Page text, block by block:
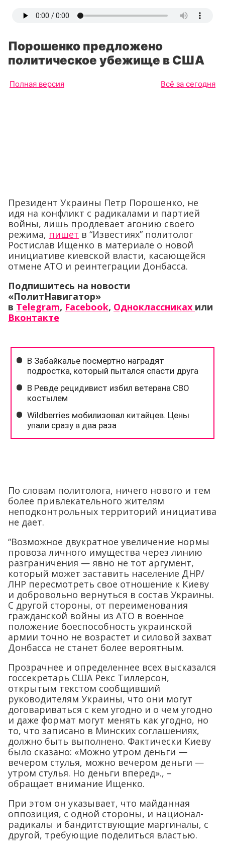
Порошенко предложено
политическое убежище в США
Полная версия Всё за сегодня
Президент Украины Петр Порошенко, не
идя на конфликт с радикалами и партией
войны, лишь продлевает агонию своего
режима, пишет в “Известиях” политолог
Ростислав Ищенко в материале о новой
инициативе киевской власти, касающейся
отмене АТО и реинтеграции Донбасса.
Подпишитесь на новости
«ПолитНавигатор»
в Telegram, Facebook, Одноклассниках или
Вконтакте
По словам политолога, ничего нового и тем
более привлекательного жителям
неподконтрольных территорий инициатива
не дает.
“Возможное двукратное увеличение нормы
провоза личного имущества через линию
разграничения — явно не тот аргумент,
который может заставить население ДНР/
ЛНР пересмотреть свое отношение к Киеву
и добровольно вернуться в состав Украины.
С другой стороны, от переименования
гражданской войны из АТО в военное
положение боеспособность украинской
армии точно не возрастет и силовой захват
Донбасса не станет более вероятным.
Прозрачнее и определеннее всех высказался
госсекретарь США Рекс Тиллерсон,
открытым текстом сообщивший
руководителям Украины, что они могут
договариваться с кем угодно и о чем угодно
и даже формат могут менять как угодно, но
то, что записано в Минских соглашениях,
должно быть выполнено. Фактически Киеву
было сказано: «Можно утром деньги —
вечером стулья, можно вечером деньги —
утром стулья. Но деньги вперед»., –
обращает внимание Ищенко.
При этом он указывает, что майданная
оппозиция, с одной стороны, и национал-
радикалы и бандитствующие маргиналы, с
другой, требующие поделиться властью.